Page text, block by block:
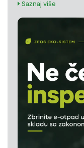
Saznaj više